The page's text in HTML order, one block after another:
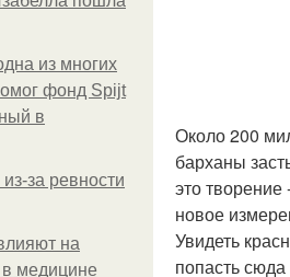
из многих
фонд Spijt
в
за ревности
на
медицине
Около 200
барханы
это
новое
Увидеть
попасть